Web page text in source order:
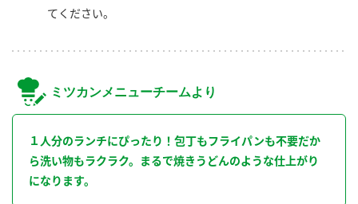
てください。
ミツカンメニューチームより
１人分のランチにぴったり！包丁もフライパンも不要だか
ら洗い物もラクラク。まるで焼きうどんのような仕上がり
になります。